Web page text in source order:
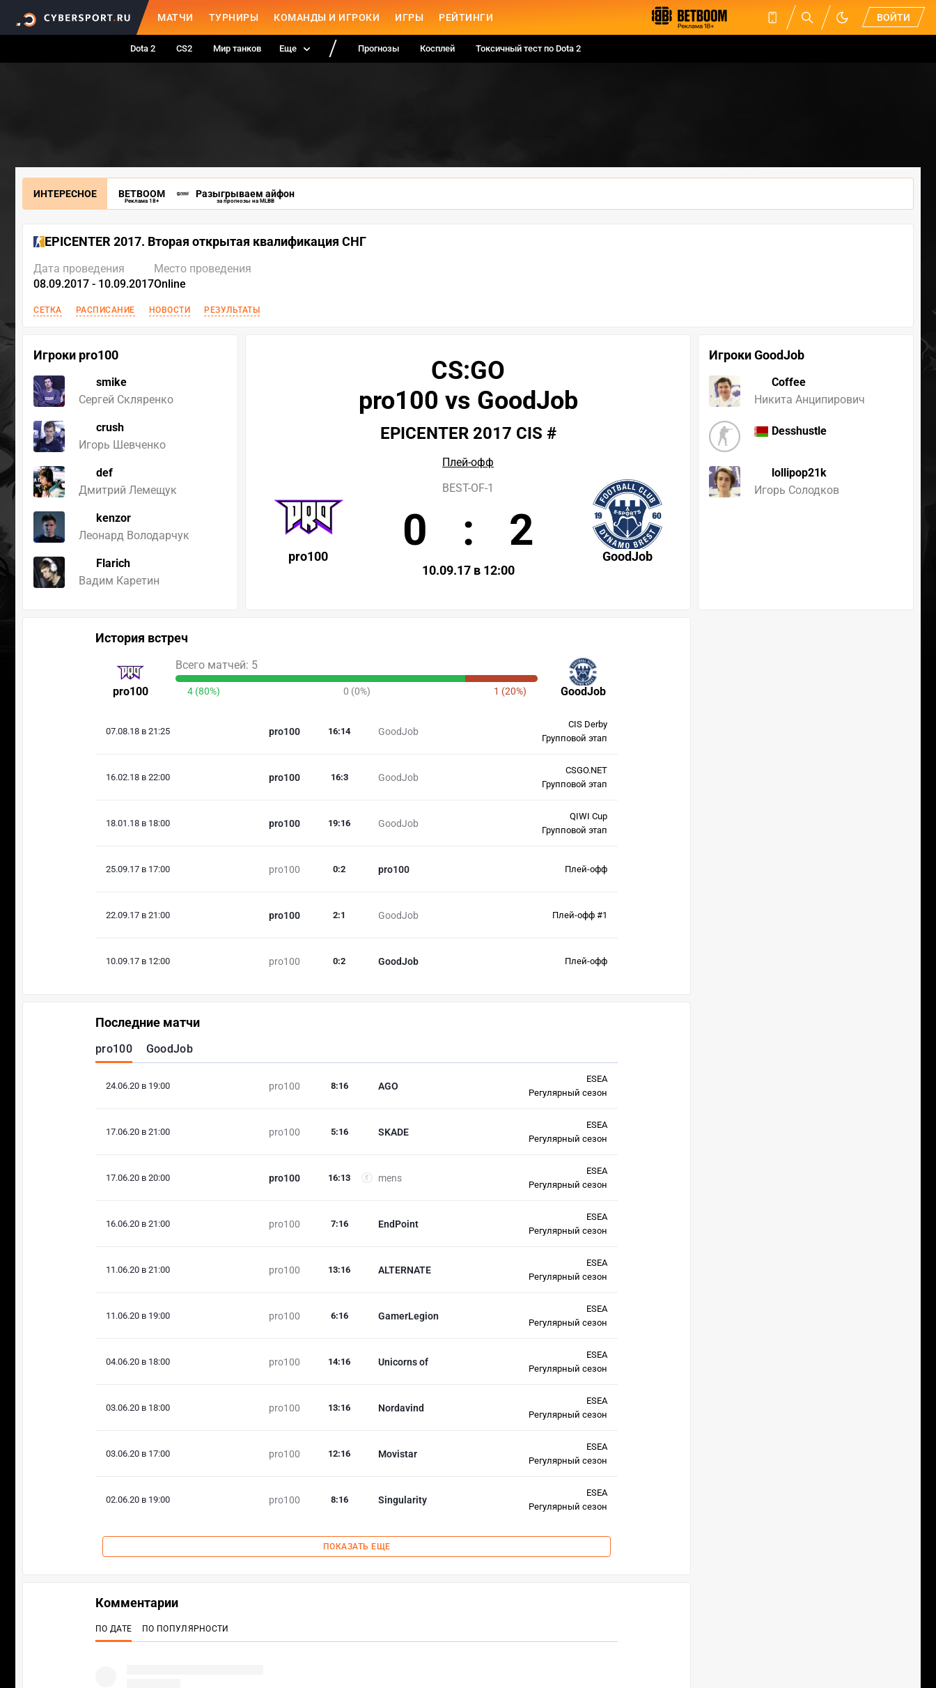
МАТЧИ ТУРНИРЫ КОМАНДЫ И ИГРОКИ ИГРЫ РЕЙТИНГИ ВОЙТИ
Dota 2 CS2 Мир танков Еще Прогнозы Косплей Токсичный тест по Dota 2
ИНТЕРЕСНОЕ BETBOOM
Реклама 18+
Разыгрываем айфон
за прогнозы на MLBB
EPICENTER 2017. Вторая открытая квалификация СНГ
Дата проведения
08.09.2017 - 10.09.2017
Место проведения
Online
СЕТКА РАСПИСАНИЕ НОВОСТИ РЕЗУЛЬТАТЫ
Игроки pro100
smike
Сергей Скляренко
crush
Игорь Шевченко
def
Дмитрий Лемещук
kenzor
Леонард Володарчук
Flarich
Вадим Каретин
Игроки GoodJob
Coffee
Никита Анципирович
Desshustle
lollipop21k
Игорь Солодков
CS:GO
pro100 vs GoodJob
EPICENTER 2017 CIS #
Плей-офф
pro100 GoodJob
BEST-OF-1
0 : 2
10.09.17 в 12:00
История встреч
pro100 GoodJob
Всего матчей: 5
4 (80%) 0 (0%) 1 (20%)
07.08.18 в 21:25 pro100 GoodJob
16:14
CIS Derby
Групповой этап
16.02.18 в 22:00 pro100 GoodJob
16:3
CSGO.NET
Групповой этап
18.01.18 в 18:00 pro100 GoodJob
19:16
QIWI Cup
Групповой этап
25.09.17 в 17:00 pro100 pro100
0:2 Плей-офф
22.09.17 в 21:00 pro100 GoodJob
2:1 Плей-офф #1
10.09.17 в 12:00 pro100 GoodJob
0:2 Плей-офф
Последние матчи
pro100 GoodJob
24.06.20 в 19:00 pro100 AGO
8:16
ESEA
Регулярный сезон
17.06.20 в 21:00 pro100 SKADE
5:16
ESEA
Регулярный сезон
17.06.20 в 20:00 pro100 mens
16:13
ESEA
Регулярный сезон
16.06.20 в 21:00 pro100 EndPoint
7:16
ESEA
Регулярный сезон
11.06.20 в 21:00 pro100 ALTERNATE
13:16
ESEA
Регулярный сезон
11.06.20 в 19:00 pro100 GamerLegion
6:16
ESEA
Регулярный сезон
04.06.20 в 18:00 pro100 Unicorns of
14:16
ESEA
Регулярный сезон
03.06.20 в 18:00 pro100 Nordavind
13:16
ESEA
Регулярный сезон
03.06.20 в 17:00 pro100 Movistar
12:16
ESEA
Регулярный сезон
02.06.20 в 19:00 pro100 Singularity
8:16
ESEA
Регулярный сезон
ПОКАЗАТЬ ЕЩЕ
Комментарии
ПО ДАТЕ ПО ПОПУЛЯРНОСТИ